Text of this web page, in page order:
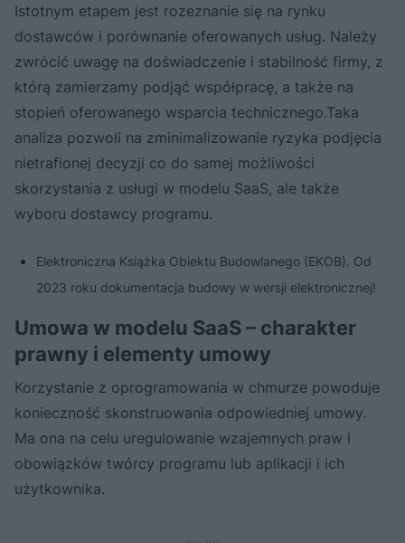
Istotnym etapem jest rozeznanie się na rynku
dostawców i porównanie oferowanych usług. Należy
zwrócić uwagę na doświadczenie i stabilność firmy, z
którą zamierzamy podjąć współpracę, a także na
stopień oferowanego wsparcia technicznego.Taka
analiza pozwoli na zminimalizowanie ryzyka podjęcia
nietrafionej decyzji co do samej możliwości
skorzystania z usługi w modelu SaaS, ale także
wyboru dostawcy programu.
Elektroniczna Książka Obiektu Budowlanego (EKOB). Od
2023 roku dokumentacja budowy w wersji elektronicznej!
Umowa w modelu SaaS – charakter
prawny i elementy umowy
Korzystanie z oprogramowania w chmurze powoduje
konieczność skonstruowania odpowiedniej umowy.
Ma ona na celu uregulowanie wzajemnych praw i
obowiązków twórcy programu lub aplikacji i ich
użytkownika.